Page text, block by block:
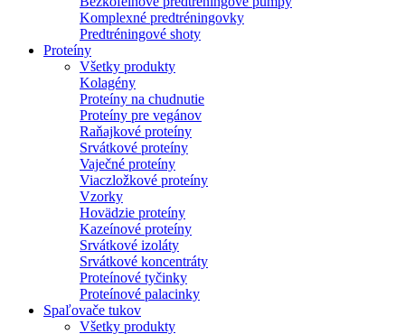
Komplexné predtréningovky
Predtréningové shoty
Proteíny
Všetky produkty
Kolagény
Proteíny na chudnutie
Proteíny pre vegánov
Raňajkové proteíny
Srvátkové proteíny
Vaječné proteíny
Viaczložkové proteíny
Vzorky
Hovädzie proteíny
Kazeínové proteíny
Srvátkové izoláty
Srvátkové koncentráty
Proteínové tyčinky
Proteínové palacinky
Spaľovače tukov
Všetky produkty